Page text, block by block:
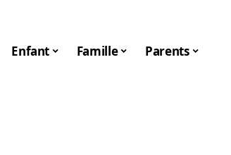
Enfant Famille Parents